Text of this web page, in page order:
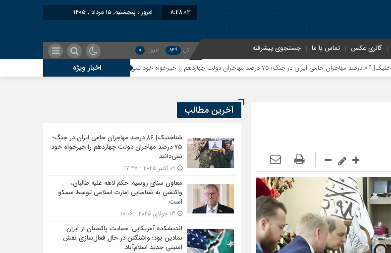
8:28:04 امروز : پنجشنبه, ۱۵ مرداد , ۱۴۰۵
گالری عکس تماس با ما جستجوی پیشرفته کل 849 امروز 0
اخبار ویژه
معاون سنای روسیه: حکم لاهه علیه طالبان،
آخرین مطالب
شناختیک| ۸۶ درصد مهاجران حامی ایران در جنگ؛
۷۵ درصد مهاجران دولت چهاردهم را خیرخواه خود
نمی‌دانند
معاون سنای روسیه: حکم لاهه علیه طالبان،
واکنشی به شناسایی امارت اسلامی توسط مسکو
است
اندیشکده آمریکایی: حمایت پاکستان از ایران
نمادین بود؛ واشنگتن در حال فعال‌سازی نقش
امنیتی جدید اسلام‌آباد